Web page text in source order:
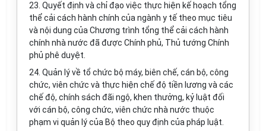
23. Quyết định và chỉ đạo việc thực hiện kế hoạch tổng
thể cải cách hành chính của ngành y tế theo mục tiêu
và nội dung của Chương trình tổng thể cải cách hành
chính nhà nước đã được Chính phủ, Thủ tướng Chính
phủ phê duyệt.
24. Quản lý về tổ chức bộ máy, biên chế, cán bộ, công
chức, viên chức và thực hiện chế độ tiền lương và các
chế độ, chính sách đãi ngộ, khen thưởng, kỷ luật đối
với cán bộ, công chức, viên chức nhà nước thuộc
phạm vi quản lý của Bộ theo quy định của pháp luật.